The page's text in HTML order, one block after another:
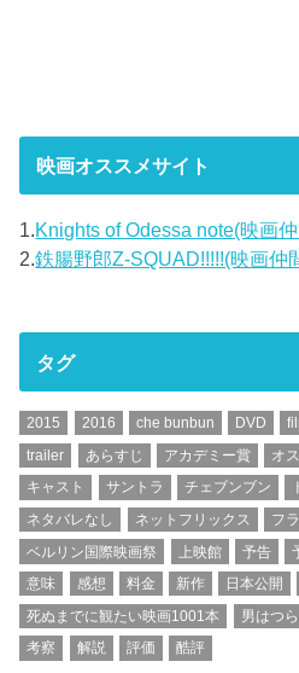
映画オススメサイト
1.Knights of Odessa note(映画
2.鉄腸野郎Z-SQUAD!!!!!(映画仲
タグ
2015 2016 che bunbun DVD
trailer
あらすじ アカデミー賞 オ
キャスト
サントラ チェブンブン
ネタバレなし
ネットフリックス フ
ベルリン国際映画祭
上映館 予告
意味
感想 料金 新作 日本公開
死ぬまでに観たい映画1001本
男はつ
考察
解説 評価 酷評